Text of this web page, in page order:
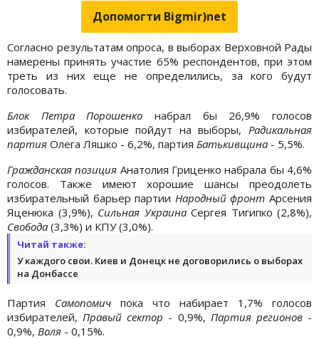
Допомогти Bigmir)net
Согласно результатам опроса, в выборах Верховной Рады
намерены принять участие 65% респондентов, при этом
треть из них еще не определились, за кого будут
голосовать.
Блок Петра Порошенко набрал бы 26,9% голосов
избирателей, которые пойдут на выборы, Радикальная
партия Олега Ляшко - 6,2%, партия Батькивщина - 5,5%.
Гражданская позиция Анатолия Гриценко набрала бы 4,6%
голосов. Также имеют хорошие шансы преодолеть
избирательный барьер партии Народный фронт Арсения
Яценюка (3,9%), Сильная УкраинаСергея Тигипко (2,8%),
Свобода (3,3%) и КПУ (3,0%).
Читай также:
У каждого свои. Киев и Донецк не договорились о выборах
на Донбассе
Партия Самопомич пока что набирает 1,7% голосов
избирателей, Правый сектор - 0,9%, Партия регионов-
0,9%, Воля - 0,15%.